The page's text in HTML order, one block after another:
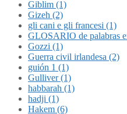
Giblim (1)
Gizeh (2)
gli cani e gli francesi (1)
GLOSARIO de palabras
Gozzi (1)
Guerra civil irlandesa (2)
guión 1 (1)
Gulliver (1)
habbarah (1)
hadji (1)
Hakem (6)